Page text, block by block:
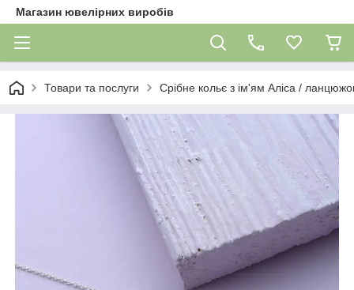
Магазин ювелірних виробів
Товари та послуги Срібне кольє з ім'ям Аліса /